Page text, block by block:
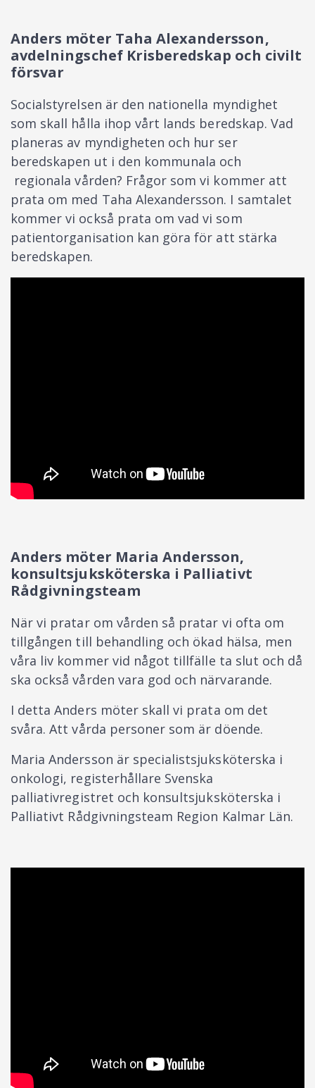
Anders möter Taha Alexandersson,
avdelningschef Krisberedskap och civilt
försvar
Socialstyrelsen är den nationella myndighet
som skall hålla ihop vårt lands beredskap. Vad
planeras av myndigheten och hur ser
beredskapen ut i den kommunala och
regionala vården? Frågor som vi kommer att
prata om med Taha Alexandersson. I samtalet
kommer vi också prata om vad vi som
patientorganisation kan göra för att stärka
beredskapen.
Anders möter Maria Andersson,
konsultsjuksköterska i Palliativt
Rådgivningsteam
När vi pratar om vården så pratar vi ofta om
tillgången till behandling och ökad hälsa, men
våra liv kommer vid något tillfälle ta slut och då
ska också vården vara god och närvarande.
I detta Anders möter skall vi prata om det
svåra. Att vårda personer som är döende.
Maria Andersson är specialistsjuksköterska i
onkologi, registerhållare Svenska
palliativregistret och konsultsjuksköterska i
Palliativt Rådgivningsteam Region Kalmar Län.